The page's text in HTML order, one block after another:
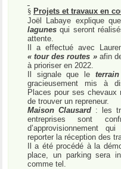
§ Projets et travaux en
Joël Labaye explique
lagunesqui seront
attente.
Il a effectué avec
« tour des routes »afin
à prioriser en 2022.
Il signale que le
gracieusement mis à
Places pour ses chevaux
de trouver un repreneur.
Maison Clausard: les
entreprises sont
d’approvisionnement
reporter la réception des
Il a été procédé à la
place, un parking sera
comme tel.